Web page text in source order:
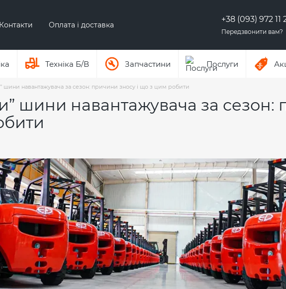
Контакти
Оплата і доставка
+38 (093) 972 11
Передзвонити вам?
Техніка Б/В Запчастини Послуги
шини навантажувача за сезон: причини зносу і що з цим робити
шини навантажувача за сезон: